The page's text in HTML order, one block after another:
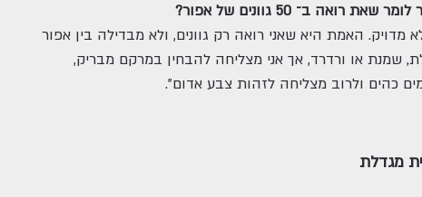
שאת רואה ב־ 50 גוונים של אפור?
מדויק. האמת היא שאני רואה רק גוונים, ולא מבדילה בין אפור
שמנת או ורדרד, אך אני מצליחה להבחין במרקם מבריק,
כהים ולרוב מצליחה לזהות צבע אדום".
מגדלת